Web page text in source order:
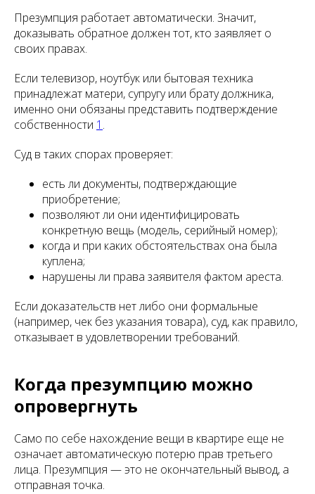
Презумпция работает автоматически. Значит,
доказывать обратное должен тот, кто заявляет о
своих правах.
Если телевизор, ноутбук или бытовая техника
принадлежат матери, супругу или брату должника,
именно они обязаны представить подтверждение
собственности 1 .
Суд в таких спорах проверяет:
есть ли документы, подтверждающие
приобретение;
позволяют ли они идентифицировать
конкретную вещь (модель, серийный номер);
когда и при каких обстоятельствах она была
куплена;
нарушены ли права заявителя фактом ареста.
Если доказательств нет либо они формальные
(например, чек без указания товара), суд, как правило,
отказывает в удовлетворении требований.
Когда презумпцию можно
опровергнуть
Само по себе нахождение вещи в квартире еще не
означает автоматическую потерю прав третьего
лица. Презумпция — это не окончательный вывод, а
отправная точка.